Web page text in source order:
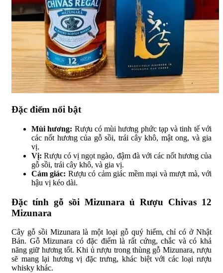
Đặc điểm nổi bật
Mùi hương: Rượu có mùi hương phức tạp và tinh tế với
các nốt hương của gỗ sồi, trái cây khô, mật ong, và gia
vị.
Vị:Rượu có vị ngọt ngào, đậm đà với các nốt hương của
gỗ sồi, trái cây khô, và gia vị.
Cảm giác: Rượu có cảm giác mềm mại và mượt mà, với
hậu vị kéo dài.
Đặc tính gỗ sồi Mizunara ủ Rượu Chivas 12
Mizunara
Cây gỗ sồi Mizunara là một loại gỗ quý hiếm, chỉ có ở Nhật
Bản. Gỗ Mizunara có đặc điểm là rất cứng, chắc và có khả
năng giữ hương tốt. Khi ủ rượu trong thùng gỗ Mizunara, rượu
sẽ mang lại hương vị đặc trưng, khác biệt với các loại rượu
whisky khác.